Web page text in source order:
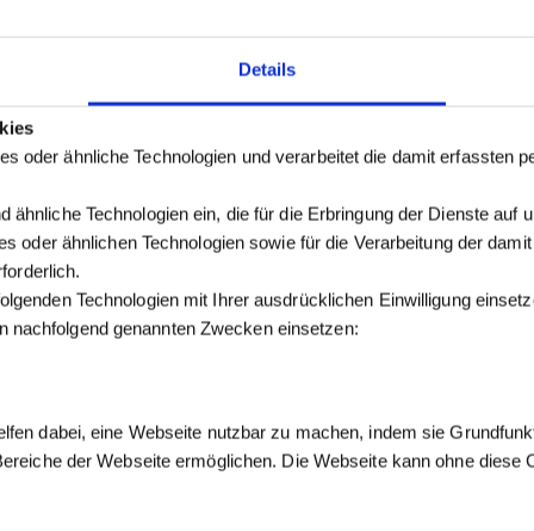
Details
oder ähnliche Technologien und verarbeitet die damit erfassten
ähnliche Technologien ein, die für die Erbringung der Dienste auf
oder ähnlichen Technologien sowie für die Verarbeitung der
Technologien mit Ihrer ausdrücklichen Einwilligung
nachfolgend genannten Zwecken einsetzen:
dabei, eine Webseite nutzbar zu machen, indem sie
der Webseite ermöglichen. Die Webseite kann ohne diese